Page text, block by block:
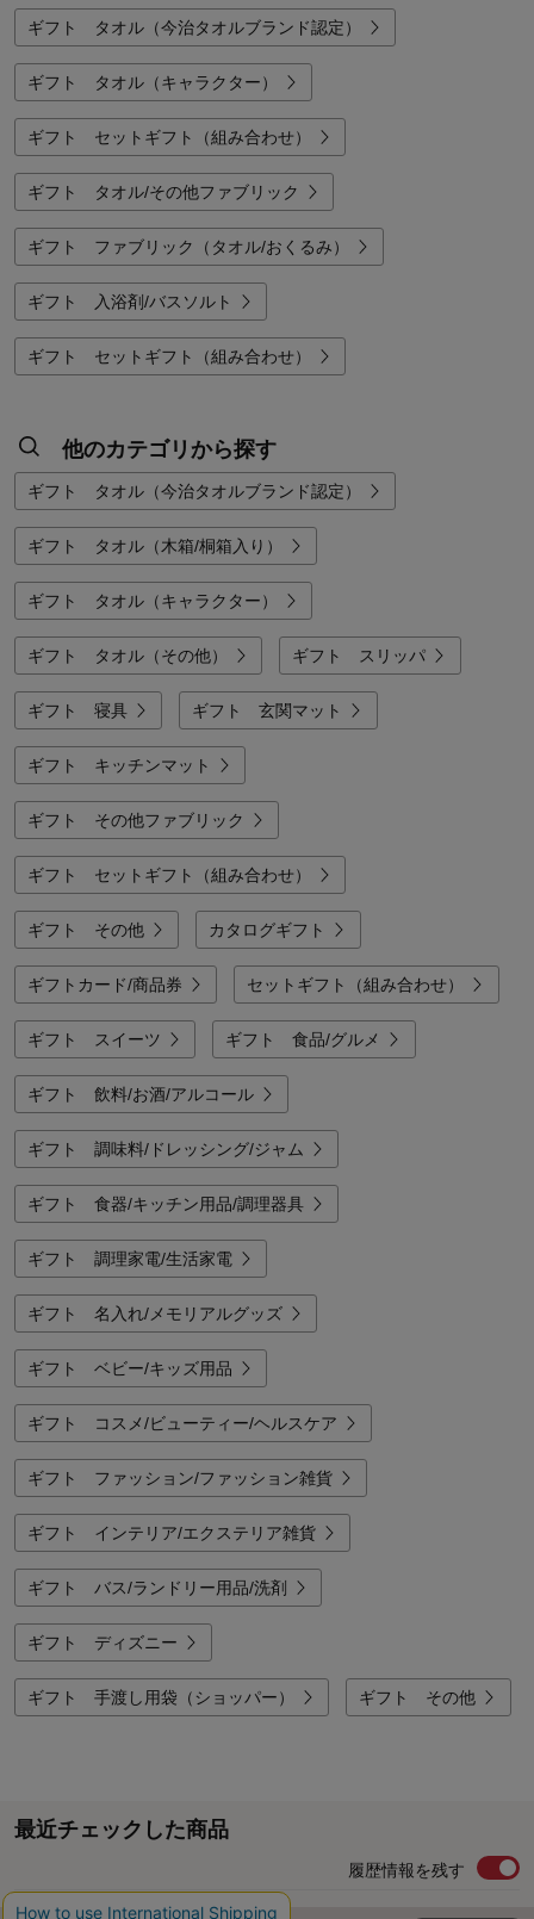
ギフト タオル（今治タオルブランド認定）
ギフト タオル（キャラクター）
ギフト セットギフト（組み合わせ）
ギフト タオル/その他ファブリック
ギフト ファブリック（タオル/おくるみ）
ギフト 入浴剤/バスソルト
ギフト セットギフト（組み合わせ）
他のカテゴリから探す
ギフト タオル（今治タオルブランド認定）
ギフト タオル（木箱/桐箱入り）
ギフト タオル（キャラクター）
ギフト タオル（その他） ギフト スリッパ
ギフト 寝具 ギフト 玄関マット
ギフト キッチンマット
ギフト その他ファブリック
ギフト セットギフト（組み合わせ）
ギフト その他 カタログギフト
ギフトカード/商品券 セットギフト（組み合わせ）
ギフト スイーツ ギフト 食品/グルメ
ギフト 飲料/お酒/アルコール
ギフト 調味料/ドレッシング/ジャム
ギフト 食器/キッチン用品/調理器具
ギフト 調理家電/生活家電
ギフト 名入れ/メモリアルグッズ
ギフト ベビー/キッズ用品
ギフト コスメ/ビューティー/ヘルスケア
ギフト ファッション/ファッション雑貨
ギフト インテリア/エクステリア雑貨
ギフト バス/ランドリー用品/洗剤
ギフト ディズニー
ギフト 手渡し用袋（ショッパー） ギフト その他
最近チェックした商品
履歴情報を残す